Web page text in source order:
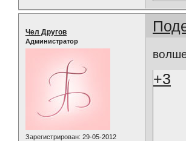
Чел Другов
Администратор
Зарегистрирован: 29-05-2012
+3